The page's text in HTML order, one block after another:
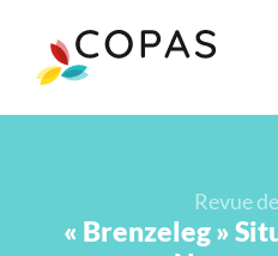
Revue
« Brenzeleg »